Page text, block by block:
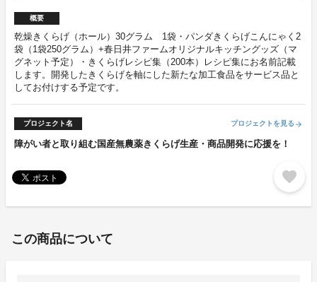
概要
乾燥きくらげ（ホール）30グラム 1袋・パンダきくらげこんにゃく2
袋（1袋250グラム）+春日井ファームオリジナルキッチングッズ（マ
グネット予定）・きくらげレシピ集（200本）レシピ集にお名前記載
します。開発したきくらげを軸にした新たな加工食品をサービス品と
してお付けする予定です。
プロジェクト名 プロジェクトを見る arrow_forward
障がい者と取り組む国産無農薬きくらげ生産・商品開発に応援を！
favorite
この商品について